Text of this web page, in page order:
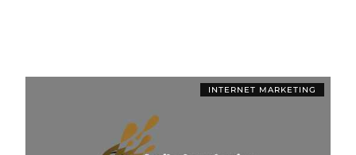
INTERNET MARKETING